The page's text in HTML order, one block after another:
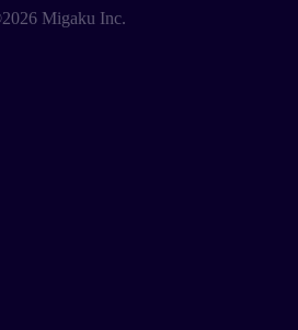
Migaku Inc.